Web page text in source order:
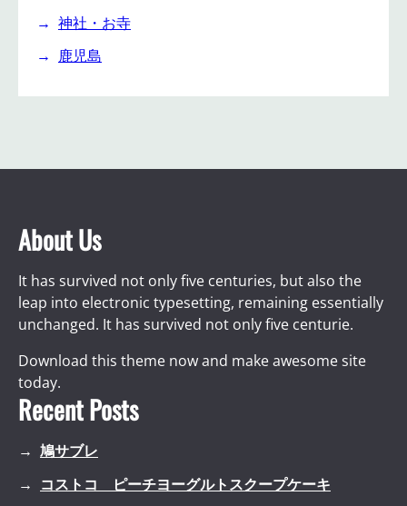
神社・お寺
鹿児島
About Us
It has survived not only five centuries, but also the
leap into electronic typesetting, remaining essentially
unchanged. It has survived not only five centurie.
Download this theme now and make awesome site
today.
Recent Posts
鳩サブレ
コストコ ピーチヨーグルトスクープケーキ